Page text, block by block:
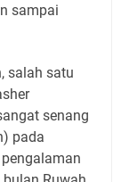
sampai
salah satu
senang
pada